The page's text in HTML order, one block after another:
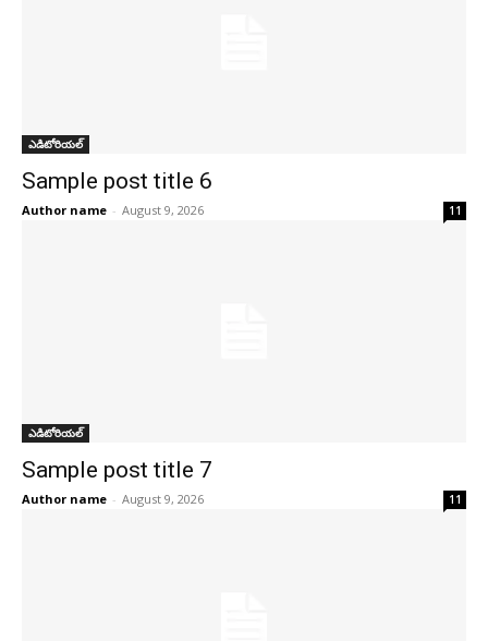
ఎడిటోరియల్
Sample post title 6
Author name - August 9, 2026 11
ఎడిటోరియల్
Sample post title 7
Author name - August 9, 2026 11